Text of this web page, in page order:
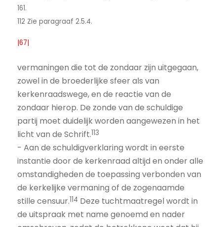
161.
112 Zie paragraaf 2.5.4.
|67|
vermaningen die tot de zondaar zijn uitgegaan,
zowel in de broederlijke sfeer als van
kerkenraadswege, en de reactie van de
zondaar hierop. De zonde van de schuldige
partij moet duidelijk worden aangewezen in het
licht van de Schrift.113
- Aan de schuldigverklaring wordt in eerste
instantie door de kerkenraad altijd en onder alle
omstandigheden de toepassing verbonden van
de kerkelijke vermaning of de zogenaamde
stille censuur.114 Deze tuchtmaatregel wordt in
de uitspraak met name genoemd en nader